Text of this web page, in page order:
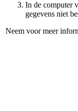
In de computer
gegevens niet
Neem voor meer